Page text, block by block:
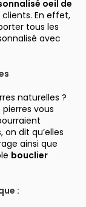
oeil de
En effet,
tous les
avec
naturelles ?
pierres vous
on dit qu’elles
ainsi que
bouclier
: